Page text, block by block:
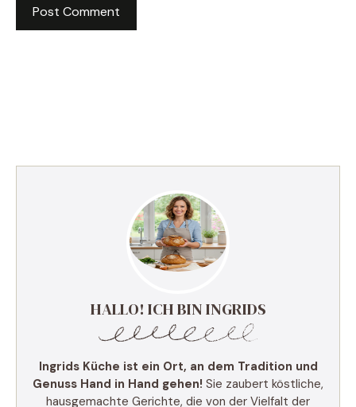
HALLO! ICH BIN INGRIDS
Ingrids Küche ist ein Ort, an dem Tradition und
Genuss Hand in Hand gehen! Sie zaubert köstliche,
hausgemachte Gerichte, die von der Vielfalt der